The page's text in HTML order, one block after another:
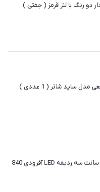
دو رنگ با لنز قرمز ( جفتی )
ساید شاتر ( 1 عددی )
لایت‌بار منحنی 107 سانت سه ردیفه LED آفرودی 840